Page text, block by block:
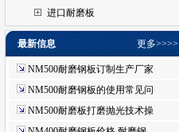
进口耐磨板
最新信息 更多>>>>
NM500耐磨钢板订制生产厂家
NM500耐磨钢板的使用常见问
NM500耐磨板打磨抛光技术操